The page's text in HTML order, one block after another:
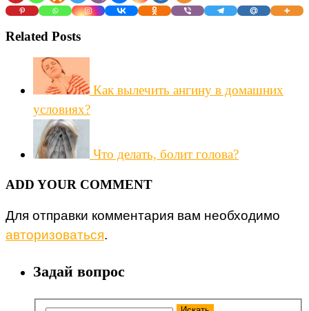
Related Posts
Как вылечить ангину в домашних
условиях?
Что делать, болит голова?
ADD YOUR COMMENT
Для отправки комментария вам необходимо
авторизоваться.
Задай вопрос